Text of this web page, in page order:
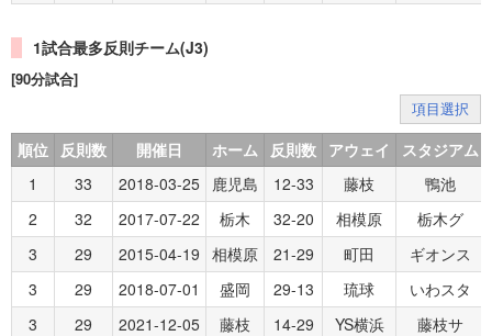
1試合最多反則チーム(J3)
[90分試合]
項目選択
順位 反則数 開催日 ホーム 反則数 アウェイ スタジアム
1
33 2018-03-25 鹿児島 12-33 藤枝
鴨池
2
32 2017-07-22 栃木 32-20 相模原
栃木グ
3
29 2015-04-19 相模原 21-29 町田
ギオンス
3
29 2018-07-01 盛岡 29-13 琉球
いわスタ
3
29 2021-12-05 藤枝 14-29 YS横浜 藤枝サ